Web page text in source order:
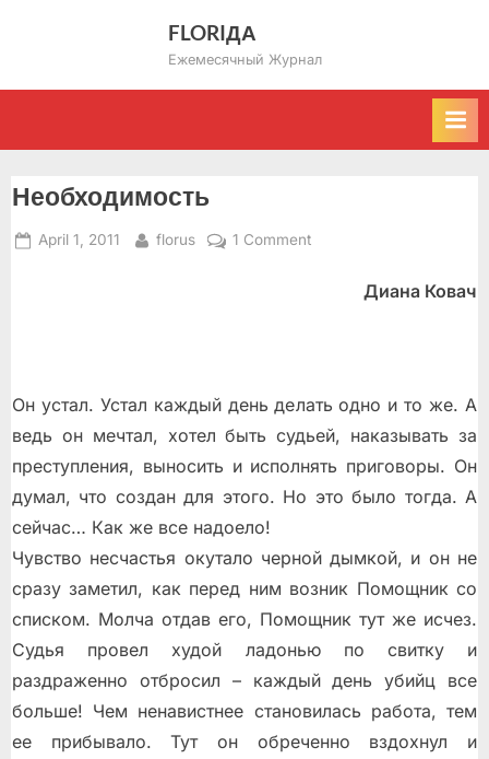
FLORIДА
Ежемесячный Журнал
Необходимость
Posted
April 1, 2011 By
florus 1 Commenton
Диана Ковач
Он устал. Устал каждый день делать одно и то же. А
ведь он мечтал, хотел быть судьей, наказывать за
преступления, выносить и исполнять приговоры. Он
думал, что создан для этого. Но это было тогда. А
сейчас… Как же все надоело!
Чувство несчастья окутало черной дымкой, и он не
сразу заметил, как перед ним возник Помощник со
списком. Молча отдав его, Помощник тут же исчез.
Судья провел худой ладонью по свитку и
раздраженно отбросил – каждый день убийц все
больше! Чем ненавистнее становилась работа, тем
ее прибывало. Тут он обреченно вздохнул и